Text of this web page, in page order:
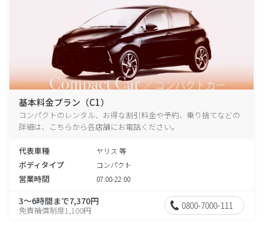
基本料金プラン（C1）
コンパクトのレンタル、お得な割引料金や予約、乗り捨てなどの
詳細は、こちらから各店舗にお電話ください。
代表車種 ヤリス 等
ボディタイプ コンパクト
営業時間 07:00-22:00
3～6時間まで7,370円
免責補償制度1,100円 0800-7000-111